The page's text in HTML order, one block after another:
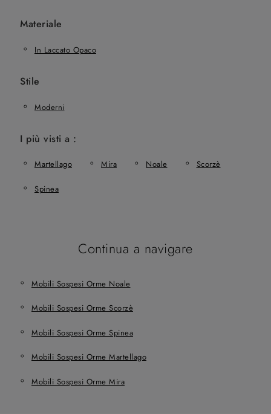
Materiale
In Laccato Opaco
Stile
Moderni
I più visti a :
Martellago Mira Noale Scorzè
Spinea
Continua a navigare
Mobili Sospesi Orme Noale
Mobili Sospesi Orme Scorzè
Mobili Sospesi Orme Spinea
Mobili Sospesi Orme Martellago
Mobili Sospesi Orme Mira